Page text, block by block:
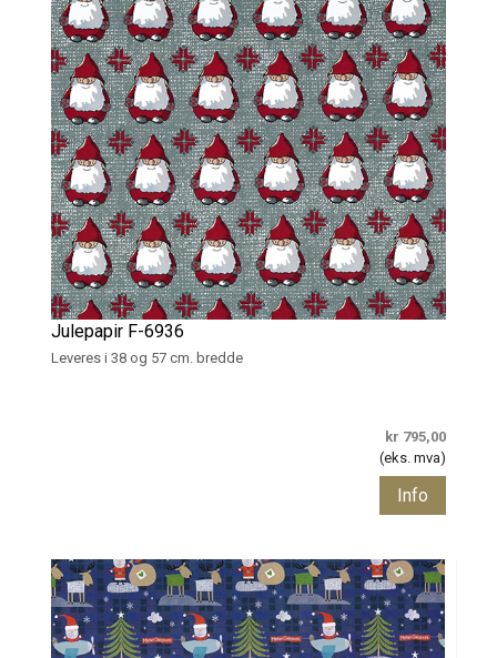
Julepapir F-6936
Leveres i 38 og 57 cm. bredde
kr 795,00
(eks. mva)
Info